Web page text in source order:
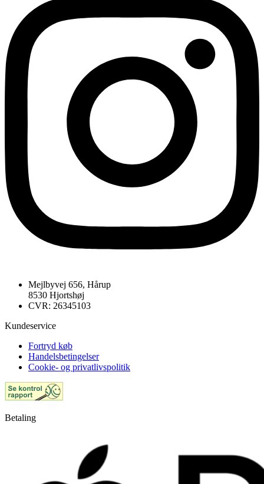
Mejlbyvej 656, Hårup
8530 Hjortshøj
CVR: 26345103
Kundeservice
Fortryd køb
Handelsbetingelser
Cookie- og privatlivspolitik
Betaling